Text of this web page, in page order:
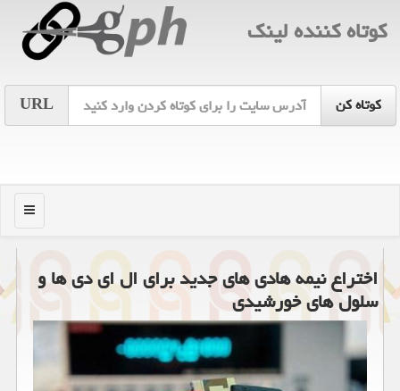
كوتاه كننده لینك
URL
منو
اختراع نیمه هادی های جدید برای ال ای دی ها و
سلول های خورشیدی